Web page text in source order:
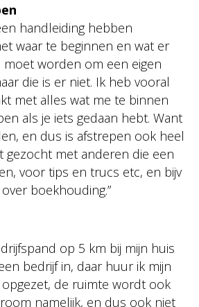
handleiding hebben
waar te beginnen en wat er
moet worden om een eigen
die is er niet. Ik heb vooral
met alles wat me te binnen
als je iets gedaan hebt. Want
en dus is afstrepen ook heel
gezocht met anderen die een
voor tips en trucs etc, en bijv
boekhouding.”
op 5 km bij mijn huis
bedrijf in, daar huur ik mijn
de ruimte wordt ook
namelijk, en dus ook niet